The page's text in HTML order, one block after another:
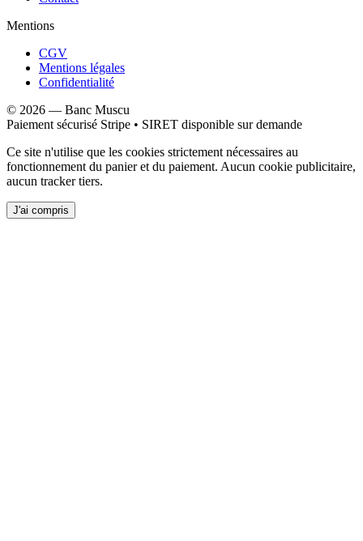
Mentions
CGV
Mentions légales
Confidentialité
© 2026 — Banc Muscu
Paiement sécurisé Stripe • SIRET disponible sur demande
Ce site n'utilise que les cookies strictement nécessaires au
fonctionnement du panier et du paiement. Aucun cookie publicitaire,
aucun tracker tiers.
J'ai compris